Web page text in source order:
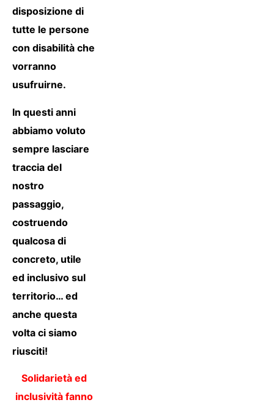
disposizione di
tutte le persone
con disabilità che
vorranno
usufruirne.
In questi anni
abbiamo voluto
sempre lasciare
traccia del
nostro
passaggio,
costruendo
qualcosa di
concreto, utile
ed inclusivo sul
territorio… ed
anche questa
volta ci siamo
riusciti!
Solidarietà ed
inclusività fanno